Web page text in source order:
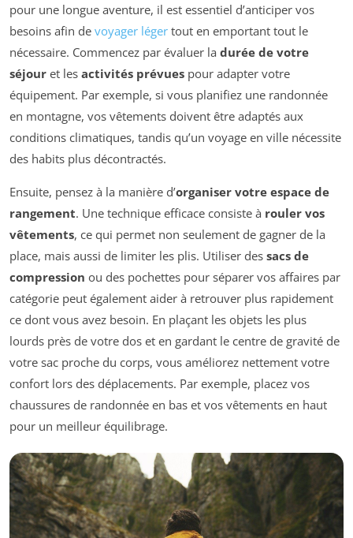
pour une longue aventure, il est essentiel d’anticiper vos
besoins afin de voyager léger tout en emportant tout le
nécessaire. Commencez par évaluer la durée de votre
séjour et les activités prévues pour adapter votre
équipement. Par exemple, si vous planifiez une randonnée
en montagne, vos vêtements doivent être adaptés aux
conditions climatiques, tandis qu’un voyage en ville nécessite
des habits plus décontractés.
Ensuite, pensez à la manière d’organiser votre espace de
rangement. Une technique efficace consiste à rouler vos
vêtements, ce qui permet non seulement de gagner de la
place, mais aussi de limiter les plis. Utiliser des sacs de
compression ou des pochettes pour séparer vos affaires par
catégorie peut également aider à retrouver plus rapidement
ce dont vous avez besoin. En plaçant les objets les plus
lourds près de votre dos et en gardant le centre de gravité de
votre sac proche du corps, vous améliorez nettement votre
confort lors des déplacements. Par exemple, placez vos
chaussures de randonnée en bas et vos vêtements en haut
pour un meilleur équilibrage.